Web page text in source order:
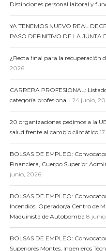
Distinciones personal laboral y
YA TENEMOS NUEVO REAL
PASO DEFINITIVO DE LA JUNTA
¿Recta final para la recuperación
2026
CARRERA PROFESIONAL:
categoría profesional I 24 junio,
20 organizaciones pedimos a la
salud frente al cambio climático
BOLSAS DE EMPLEO:
Financiera, Cuerpo Superior
junio, 2026
BOLSAS DE EMPLEO:
Incendios, Operador/a Centro de
Maquinista de Autobomba 8
BOLSAS DE EMPLEO:
Superiores Montes, Ingenieros